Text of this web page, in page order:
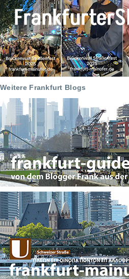
Weitere Frankfurt Blogs